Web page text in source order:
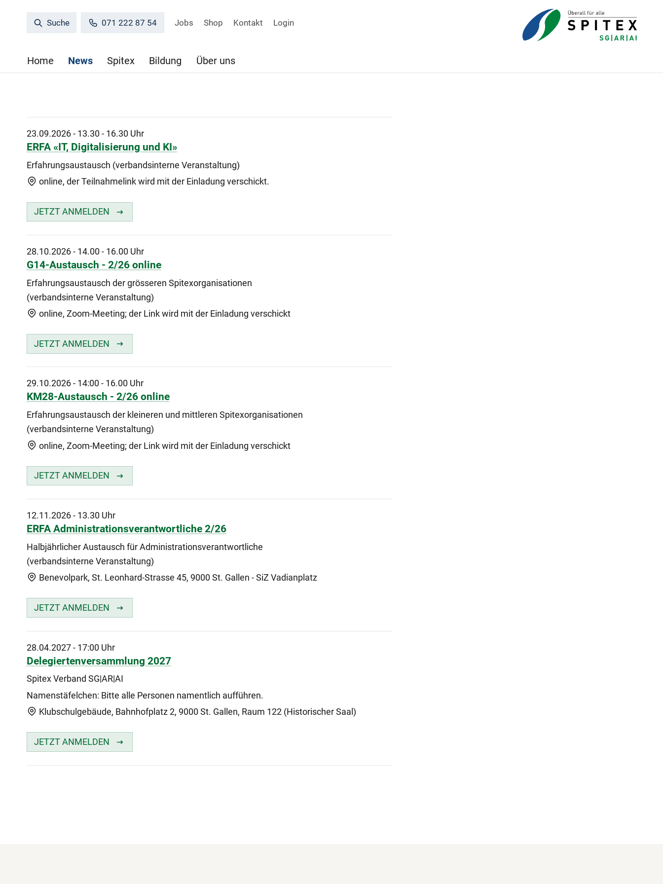
071 222 87 54
Suche Jobs Shop Kontakt Login
Home News Spitex Bildung Über uns
23.09.2026- 13.30 - 16.30 Uhr
ERFA «IT, Digitalisierung und KI»
Erfahrungsaustausch (verbandsinterne Veranstaltung)
online, der Teilnahmelink wird mit der Einladung verschickt.
JETZT ANMELDEN
28.10.2026- 14.00 - 16.00 Uhr
G14-Austausch - 2/26 online
Erfahrungsaustausch der grösseren Spitexorganisationen
(verbandsinterne Veranstaltung)
online, Zoom-Meeting; der Link wird mit der Einladung verschickt
JETZT ANMELDEN
29.10.2026- 14:00 - 16.00 Uhr
KM28-Austausch - 2/26 online
Erfahrungsaustausch der kleineren und mittleren Spitexorganisationen
(verbandsinterne Veranstaltung)
online, Zoom-Meeting; der Link wird mit der Einladung verschickt
JETZT ANMELDEN
12.11.2026- 13.30 Uhr
ERFA Administrationsverantwortliche 2/26
Halbjährlicher Austausch für Administrationsverantwortliche
(verbandsinterne Veranstaltung)
Benevolpark, St. Leonhard-Strasse 45, 9000 St. Gallen - SiZ Vadianplatz
JETZT ANMELDEN
28.04.2027- 17:00 Uhr
Delegiertenversammlung 2027
Spitex Verband SG|AR|AI
Namenstäfelchen: Bitte alle Personen namentlich aufführen.
Klubschulgebäude, Bahnhofplatz 2, 9000 St. Gallen, Raum 122 (Historischer Saal)
JETZT ANMELDEN